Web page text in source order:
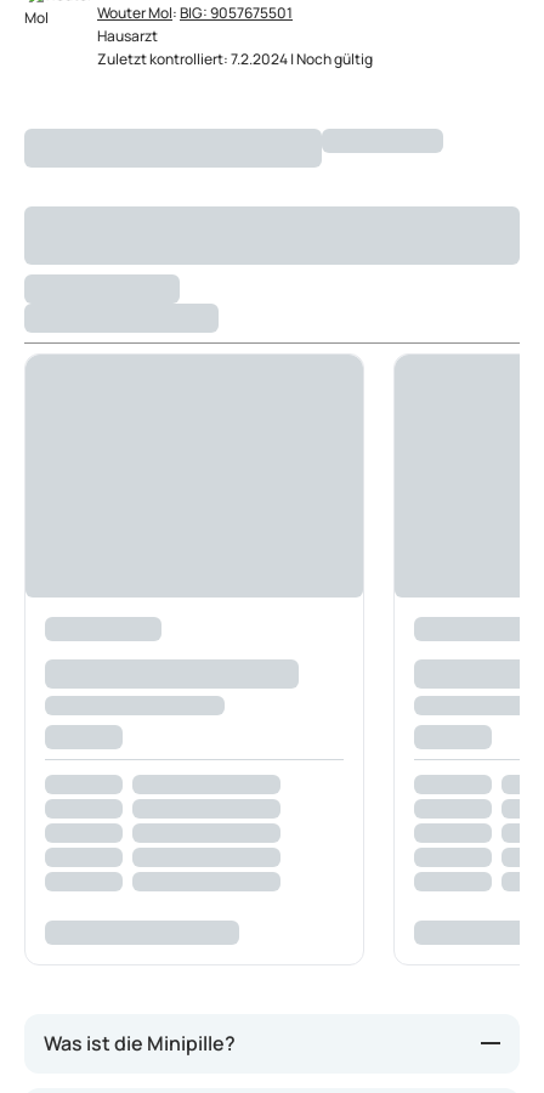
Wouter Mol:BIG: 9057675501
Hausarzt
Zuletzt kontrolliert: 7.2.2024 | Noch gültig
Was ist die Minipille?